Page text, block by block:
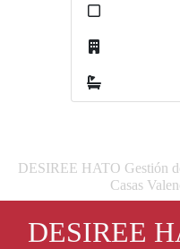
DESIREE HATO Gestión
Casas
DESIREE